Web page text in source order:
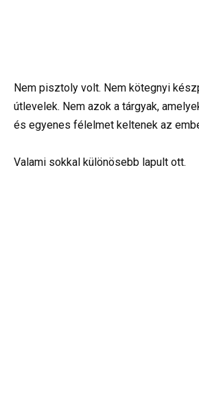
Nem pisztoly volt. Nem kötegnyi
útlevelek. Nem azok a tárgyak,
és egyenes félelmet keltenek az
Valami sokkal különösebb lapult ott.